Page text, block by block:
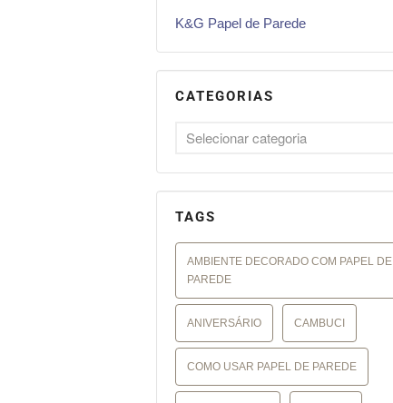
K&G Papel de Parede
CATEGORIAS
TAGS
AMBIENTE DECORADO COM PAPEL DE
PAREDE
ANIVERSÁRIO CAMBUCI
COMO USAR PAPEL DE PAREDE